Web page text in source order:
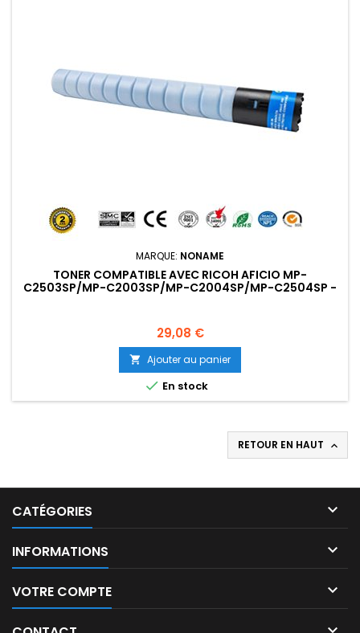
MARQUE: NONAME
TONER COMPATIBLE AVEC RICOH AFICIO MP-
C2503SP/MP-C2003SP/MP-C2004SP/MP-C2504SP -
Prix
29,08 €
 Ajouter au panier
 En stock
RETOUR EN HAUT 
CATÉGORIES 
INFORMATIONS 
VOTRE COMPTE 